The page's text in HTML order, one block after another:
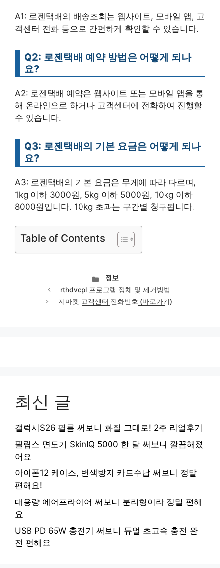
A1: 로젠택배의 배송조회는 웹사이트, 모바일 앱, 고
객센터 전화 등으로 간편하게 확인할 수 있습니다.
Q2: 로젠택배 예약 방법은 어떻게 되나
요?
A2: 로젠택배 예약은 웹사이트 또는 모바일 앱을 통
해 온라인으로 하거나 고객센터에 전화하여 진행할
수 있습니다.
Q3: 로젠택배의 기본 요금은 어떻게 되나
요?
A3: 로젠택배의 기본 요금은 무게에 따라 다르며,
1kg 이하 3000원, 5kg 이하 5000원, 10kg 이하
8000원입니다. 10kg 초과는 구간별 청구됩니다.
Table of Contents
카
테
고
리
정보
rthdvcpl 프로그램 정체 및 제거방법
지마켓 고객센터 전화번호 (바로가기)
최신 글
갤럭시S26 필름 써보니 화질 그대로! 2주 리얼후기
필립스 면도기 SkinIQ 5000 한 달 써보니 깔끔해졌
어요
아이폰12 케이스, 변색방지 카드수납 써보니 정말
편해요!
대용량 에어프라이어 써보니 분리형이라 정말 편해
요
USB PD 65W 충전기 써보니 듀얼 초고속 충전 완
전 편해요